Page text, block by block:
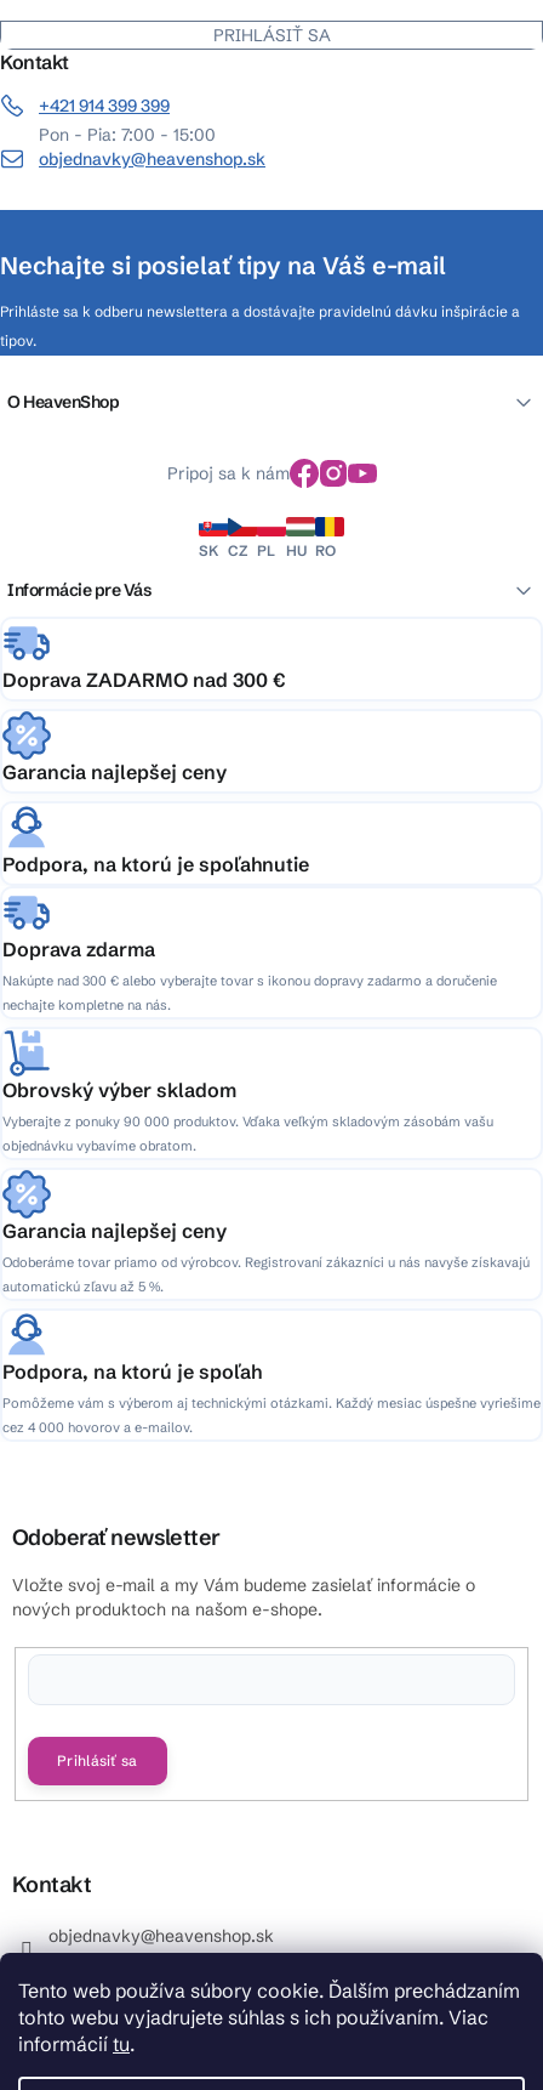
Tento web používa súbory cookie. Ďalším prechádzaním
tohto webu vyjadrujete súhlas s ich používaním. Viac
informácií tu.
PRIHLÁSIŤ SA
Kontakt
+421 914 399 399
Pon - Pia: 7:00 - 15:00
objednavky@heavenshop.sk
Nechajte si posielať tipy na Váš e-mail
Prihláste sa k odberu newslettera a dostávajte pravidelnú dávku inšpirácie a
tipov.
O HeavenShop
Pripoj sa k nám
SK CZ PL HU RO
Informácie pre Vás
Doprava ZADARMO nad 300 €
Garancia najlepšej ceny
Podpora, na ktorú je spoľahnutie
Doprava zdarma
Nakúpte nad 300 € alebo vyberajte tovar s ikonou dopravy zadarmo a doručenie
nechajte kompletne na nás.
Obrovský výber skladom
Vyberajte z ponuky 90 000 produktov. Vďaka veľkým skladovým zásobám vašu
objednávku vybavíme obratom.
Garancia najlepšej ceny
Odoberáme tovar priamo od výrobcov. Registrovaní zákazníci u nás navyše získavajú
automatickú zľavu až 5 %.
Podpora, na ktorú je spoľah
Pomôžeme vám s výberom aj technickými otázkami. Každý mesiac úspešne vyriešime
cez 4 000 hovorov a e-mailov.
Odoberať newsletter
Vložte svoj e-mail a my Vám budeme zasielať informácie o
nových produktoch na našom e-shope.
Prihlásiť sa
Kontakt
objednavky@heavenshop.sk
_Info objednávky : +421 914 399 399 Pracovné dni od
8.00 hod. do 12.00 . REKLAMÁCIE : +421 914 399 399
HeavenShop.sk
HeavenShop.sk